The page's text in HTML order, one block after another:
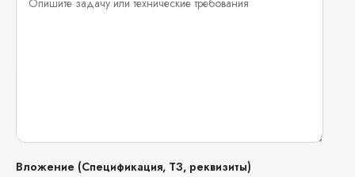
Вложение (Спецификация, ТЗ, реквизиты)